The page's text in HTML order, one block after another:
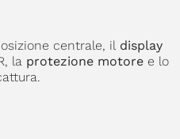
centrale, il display
la protezione motoree lo